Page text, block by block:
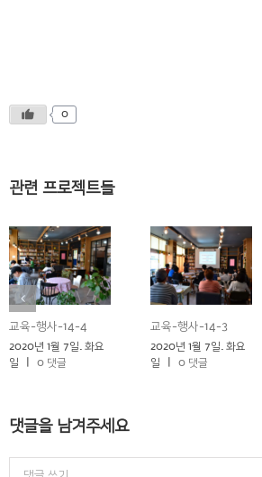
0
관련 프로젝트들
교육-행사-14-4
2020년 1월 7일. 화요
일
0 댓글
교육-행사-14-3
2020년 1월 7일. 화요
일
0 댓글
댓글을 남겨주세요
Comment